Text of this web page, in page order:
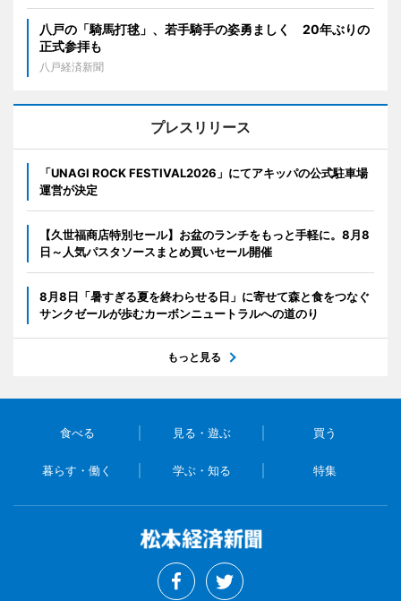
八戸の「騎馬打毬」、若手騎手の姿勇ましく 20年ぶりの
正式参拝も
八戸経済新聞
プレスリリース
「UNAGI ROCK FESTIVAL2026」にてアキッパの公式駐車場
運営が決定
【久世福商店特別セール】お盆のランチをもっと手軽に。8月8
日～人気パスタソースまとめ買いセール開催
8月8日「暑すぎる夏を終わらせる日」に寄せて森と食をつなぐ
サンクゼールが歩むカーボンニュートラルへの道のり
もっと見る
食べる 見る・遊ぶ 買う
暮らす・働く 学ぶ・知る 特集